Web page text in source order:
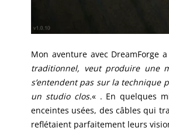
Mon aventure avec DreamForge
traditionnel, veut produire une
s’entendent pas sur la technique
un studio clos.« . En quelques
enceintes usées, des câbles qui
reflétaient parfaitement leurs